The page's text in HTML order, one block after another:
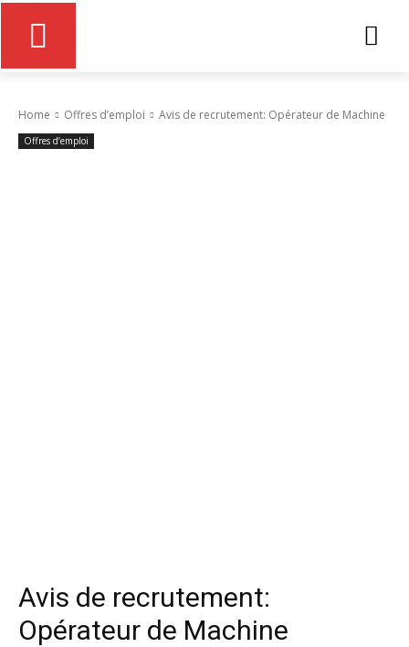
Home Offres d’emploi Avis de recrutement: Opérateur de Machine
Offres d’emploi
Avis de recrutement:
Opérateur de Machine